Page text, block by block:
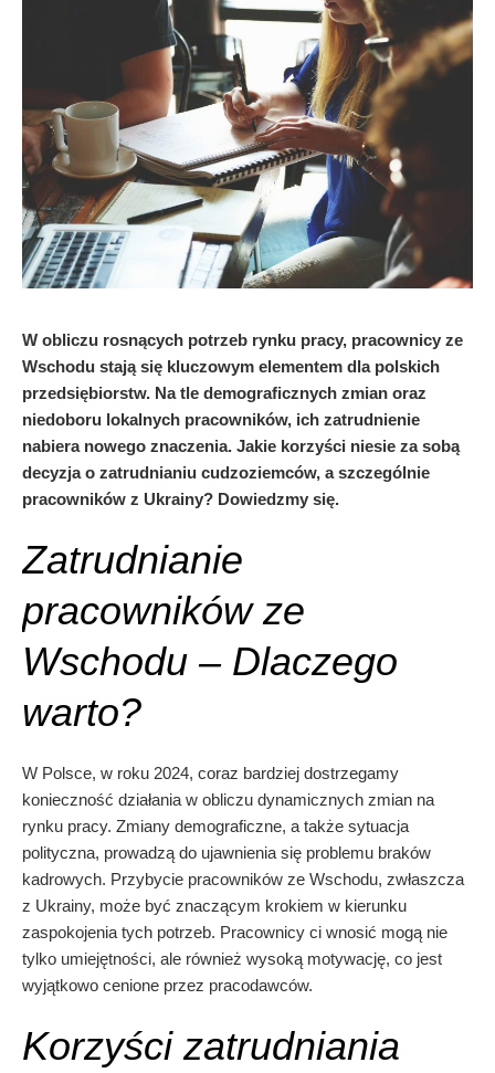
W obliczu rosnących potrzeb rynku pracy, pracownicy ze
Wschodu stają się kluczowym elementem dla polskich
przedsiębiorstw. Na tle demograficznych zmian oraz
niedoboru lokalnych pracowników, ich zatrudnienie
nabiera nowego znaczenia. Jakie korzyści niesie za sobą
decyzja o zatrudnianiu cudzoziemców, a szczególnie
pracowników z Ukrainy? Dowiedzmy się.
Zatrudnianie
pracowników ze
Wschodu – Dlaczego
warto?
W Polsce, w roku 2024, coraz bardziej dostrzegamy
konieczność działania w obliczu dynamicznych zmian na
rynku pracy. Zmiany demograficzne, a także sytuacja
polityczna, prowadzą do ujawnienia się problemu braków
kadrowych. Przybycie pracowników ze Wschodu, zwłaszcza
z Ukrainy, może być znaczącym krokiem w kierunku
zaspokojenia tych potrzeb. Pracownicy ci wnosić mogą nie
tylko umiejętności, ale również wysoką motywację, co jest
wyjątkowo cenione przez pracodawców.
Korzyści zatrudniania